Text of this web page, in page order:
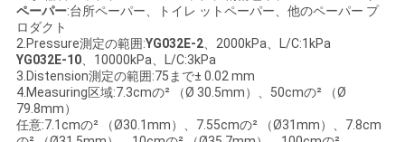
ペーパー:台所ペーパー、トイレ ットペーパー、他のペーパー プ
ロダクト
2.Pressure測定の範囲:YG032E-2、2000kPa、L/C:1kPa
YG032E-10、10000kPa、L/C:3kPa
3.Distension測定の範囲:75まで± 0.02 mm
4.Measuring区域:7.3cmの² （Ø 30.5mm）、50cmの² （Ø
79.8mm）
任意:7.1cmの² （Ø30.1mm）、7.55cmの² （Ø31mm）、7.8cm